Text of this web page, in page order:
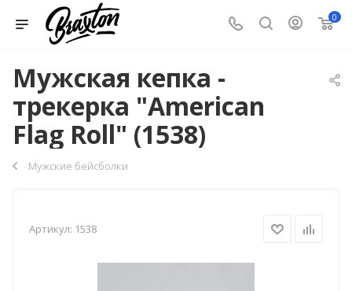
0
Мужская кепка -
трекерка "American
Flag Roll" (1538)
Мужские бейсболки
Артикул: 1538